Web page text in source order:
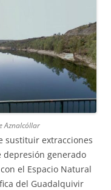
Aznalcóllar
sustituir extracciones
generado
el Espacio Natural
del Guadalquivir